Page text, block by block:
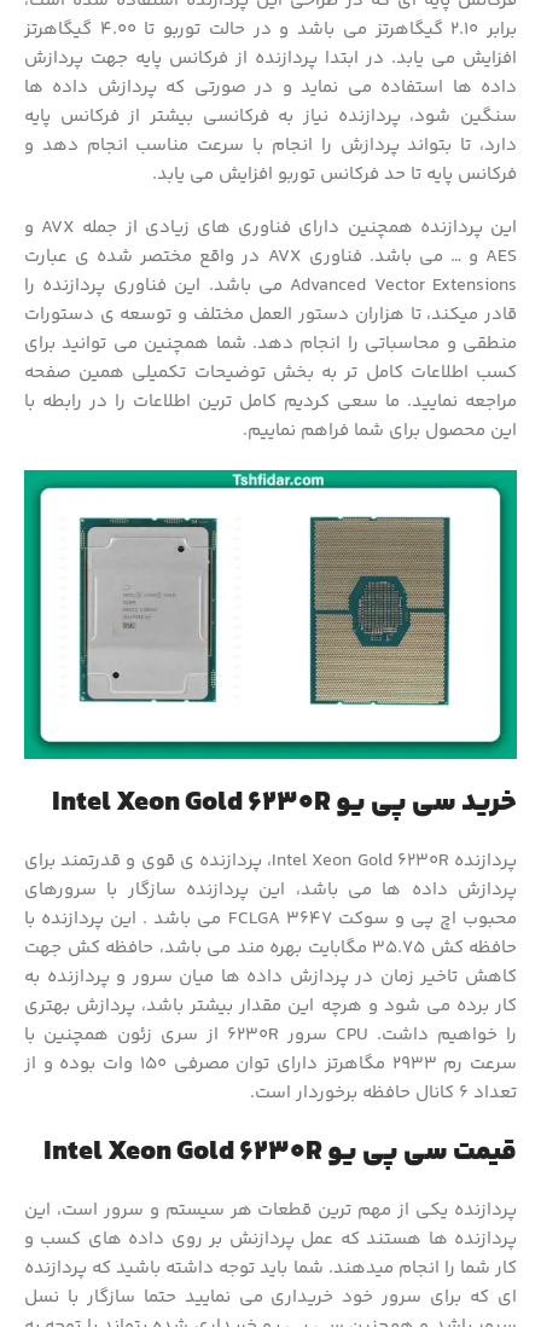
برابر 2.10 گیگاهرتز می باشد و در حالت توربو تا 4.00 گیگاهرتز
افزایش می یابد. در ابتدا پردازنده از فرکانس پایه جهت پردازش
داده ها استفاده می نماید و در صورتی که پردازش داده ها
سنگین شود، پردازنده نیاز به فرکانسی بیشتر از فرکانس پایه
دارد، تا بتواند پردازش را انجام با سرعت مناسب انجام دهد و
فرکانس پایه تا حد فرکانس توربو افزایش می یابد.
این پردازنده همچنین دارای فناوری های زیادی از جمله AVX و
AES و … می باشد. فناوری AVX در واقع مختصر شده ی عبارت
Advanced Vector Extensions می باشد. این فناوری پردازنده را
قادر میکند، تا هزاران دستور العمل مختلف و توسعه ی دستورات
منطقی و محاسباتی را انجام دهد. شما همچنین می توانید برای
کسب اطلاعات کامل تر به بخش توضیحات تکمیلی همین صفحه
مراجعه نمایید. ما سعی کردیم کامل ترین اطلاعات را در رابطه با
این محصول برای شما فراهم نماییم.
خرید سی پی یو Intel Xeon Gold 6230R
پردازنده Intel Xeon Gold 6230R، پردازنده ی قوی و قدرتمند برای
پردازش داده ها می باشد، این پردازنده سازگار با سرورهای
محبوب اچ پی و سوکت FCLGA 3647 می باشد . این پردازنده با
حافظه کش 35.75 مگابایت بهره مند می باشد، حافظه کش جهت
کاهش تاخیر زمان در پردازش داده ها میان سرور و پردازنده به
کار برده می شود و هرچه این مقدار بیشتر باشد، پردازش بهتری
را خواهیم داشت. CPU سرور 6230R از سری زئون همچنین با
سرعت رم 2933 مگاهرتز دارای توان مصرفی 150 وات بوده و از
تعداد 6 کانال حافظه برخوردار است.
قیمت سی پی یو Intel Xeon Gold 6230R
پردازنده یکی از مهم ترین قطعات هر سیستم و سرور است، این
پردازنده ها هستند که عمل پردازنش بر روی داده های کسب و
کار شما را انجام میدهند. شما باید توجه داشته باشید که پردازنده
ای که برای سرور خود خریداری می نمایید حتما سازگار با نسل